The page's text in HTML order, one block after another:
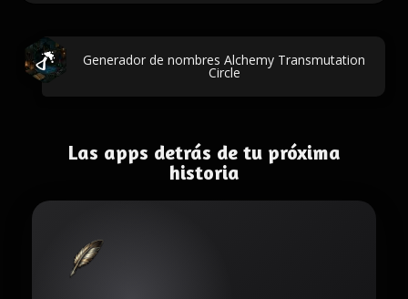
Generador de nombres Alchemy Transmutation
Circle
Las apps detrás de tu próxima
historia